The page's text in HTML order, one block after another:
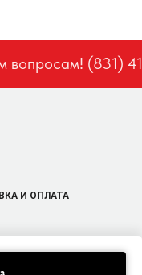
вопросам! (831)
И ОПЛАТА